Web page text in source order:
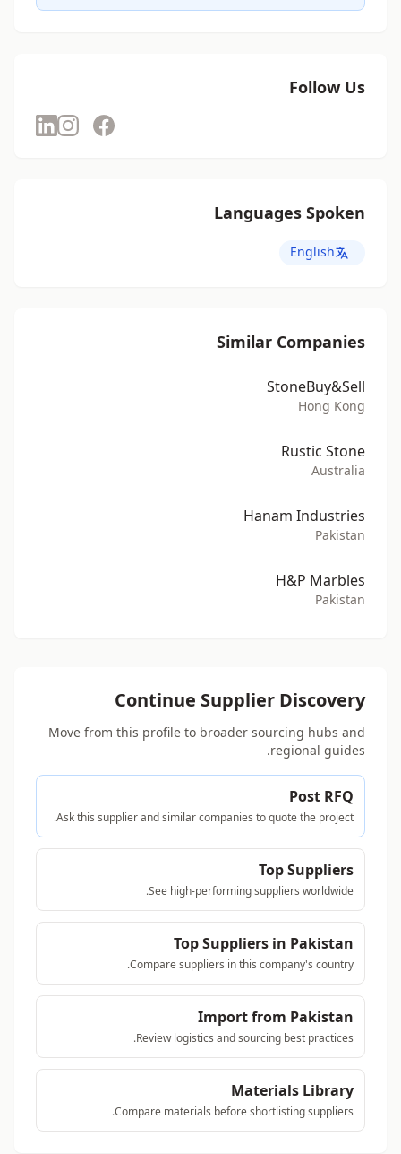
Follow Us
Languages Spoken
English
Similar Companies
StoneBuy&Sell
Hong Kong
Rustic Stone
Australia
Hanam Industries
Pakistan
H&P Marbles
Pakistan
Continue Supplier Discovery
Move from this profile to broader sourcing hubs and
regional guides.
Post RFQ
Ask this supplier and similar companies to quote the project.
Top Suppliers
See high-performing suppliers worldwide.
Top Suppliers in Pakistan
Compare suppliers in this company's country.
Import from Pakistan
Review logistics and sourcing best practices.
Materials Library
Compare materials before shortlisting suppliers.